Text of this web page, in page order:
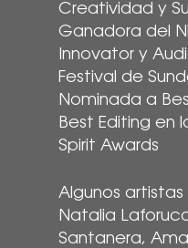
Creatividad y
Ganadora del
Innovator y
Festival de
Nominada a
Best Editing en
Spirit Awards
Algunos
Natalia
Santanera,